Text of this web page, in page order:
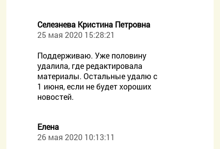
Селезнева Кристина Петровна
25 мая 2020 15:28:21
Поддерживаю. Уже половину
удалила, где редактировала
материалы. Остальные удалю с
1 июня, если не будет хороших
новостей.
Елена
26 мая 2020 10:13:11